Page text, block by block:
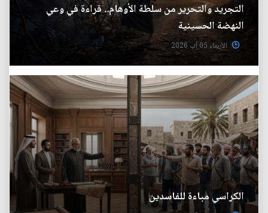
التجريد والتحرير من سلطة الأوهام.. قراءة في وعي
النهضة الحسينية
الأربعاء 05 آب 2026
الكراسي مباءة للفاسدين